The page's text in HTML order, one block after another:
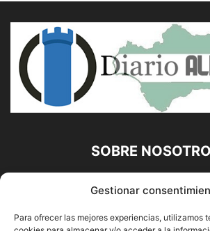
Gestionar
Para ofrecer las mejores experiencias, utilizamos
SOBRE
Diario Alhaurín
Francisco E. López López | 639 95
Alhaurín de la Torre, Málaga y